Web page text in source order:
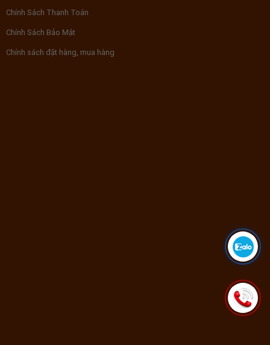
Chính Sách Thanh Toán
Chính Sách Bảo Mật
Chính sách đặt hàng, mua hàng